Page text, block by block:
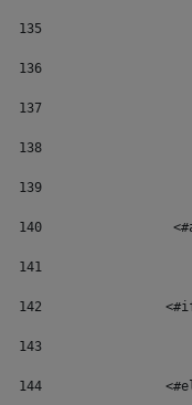
135
136
137
138
139
140
141
142
143
144